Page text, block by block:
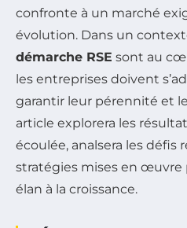
confronte à un marché
évolution. Dans un
démarche RSE sont au
les entreprises doivent
garantir leur pérennité et
article explorera les
écoulée, analsera les défis
stratégies mises en œuvre
élan à la croissance.